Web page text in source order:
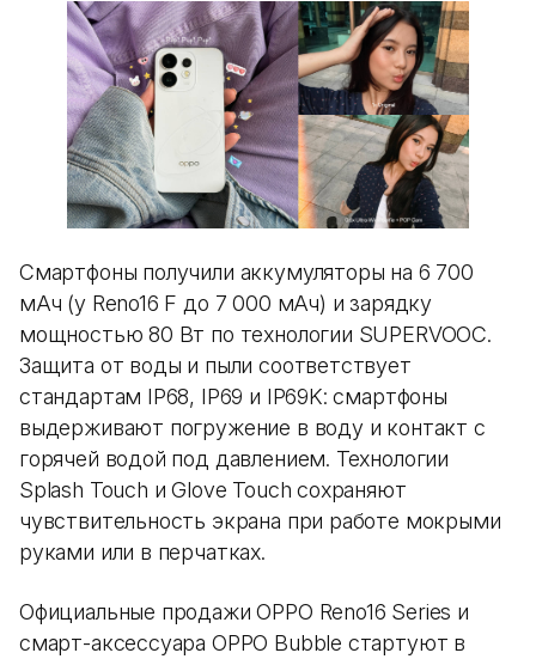
Смартфоны получили аккумуляторы на 6 700
мАч (у Reno16 F до 7 000 мАч) и зарядку
мощностью 80 Вт по технологии SUPERVOOC.
Защита от воды и пыли соответствует
стандартам IP68, IP69 и IP69K: смартфоны
выдерживают погружение в воду и контакт с
горячей водой под давлением. Технологии
Splash Touch и Glove Touch сохраняют
чувствительность экрана при работе мокрыми
руками или в перчатках.
Официальные продажи OPPO Reno16 Series и
смарт-аксессуара OPPO Bubble стартуют в